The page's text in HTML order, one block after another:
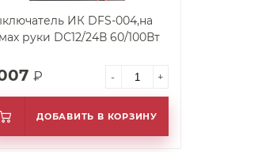
ИК DFS-004,на
руки DC12/24В 60/100Вт
₽ - +
ДОБАВИТЬ В КОРЗИНУ